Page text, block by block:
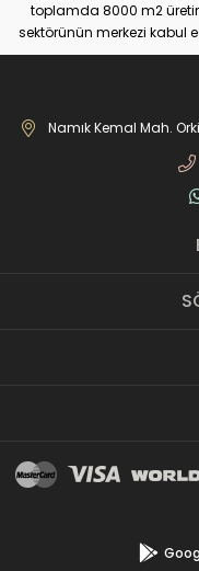
toplamda 8000 m2
sektörünün merkezi kabul
mağazamız, Türkiye
perakande mağazamız,
mağazamız ile AS SPOR
JOMA markası ile de
Namık Kemal Mah.